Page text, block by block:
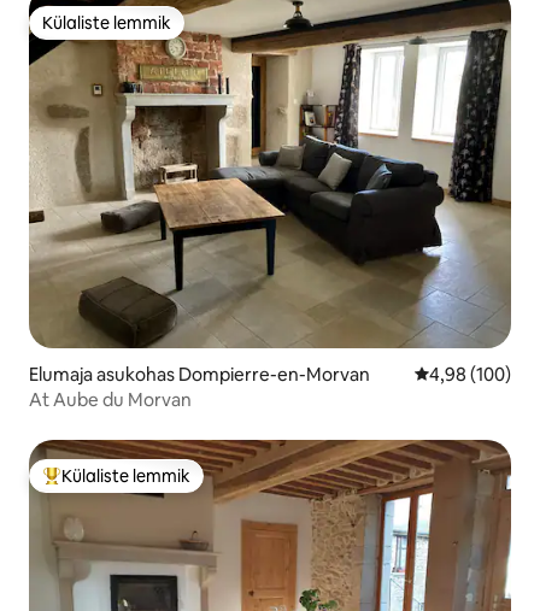
Külaliste lemmik
Külaliste lemmik
Elumaja asukohas Dompierre-en-Morvan Keskmine
4,98 (100)
At Aube du Morvan
Külaliste suur lemmik
Külaliste lemmik